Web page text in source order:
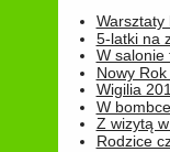
Warsztaty
5-latki na
W salonie
Nowy
Wigilia
W bombce
Z wizytą
Rodzice